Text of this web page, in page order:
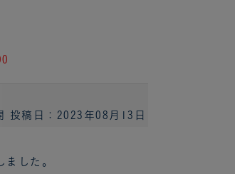
投稿日：2023年08月13日
した。